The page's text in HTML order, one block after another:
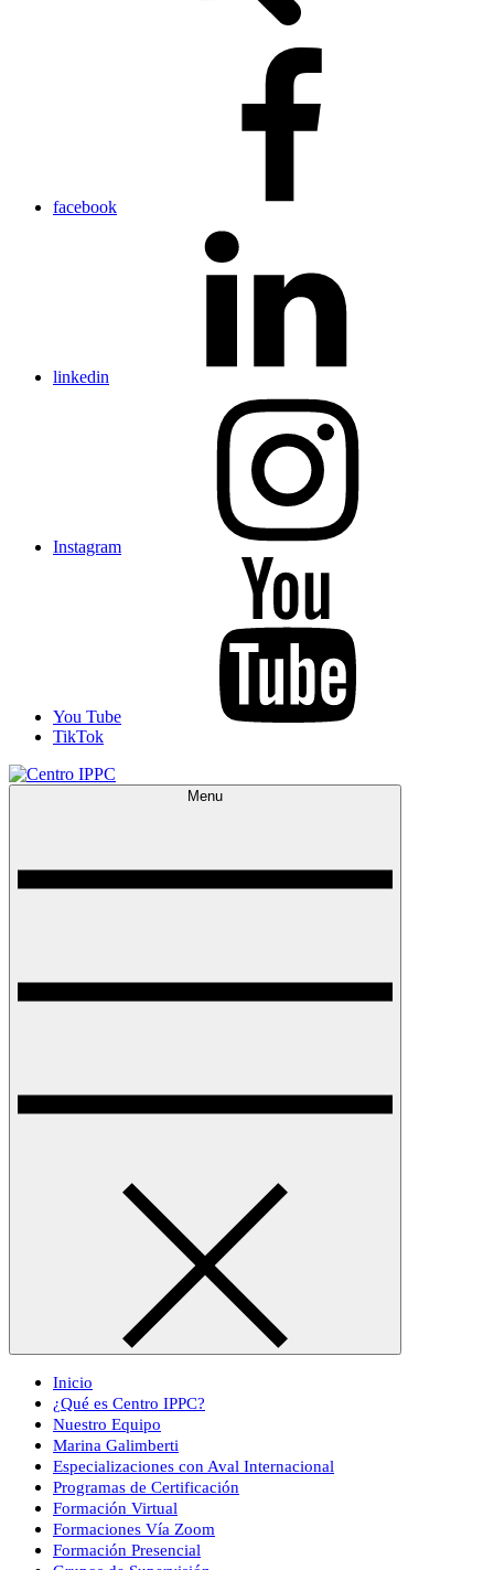
facebook
linkedin
Instagram
You Tube
TikTok
Menu
Inicio
¿Qué es Centro IPPC?
Nuestro Equipo
Marina Galimberti
Especializaciones con Aval Internacional
Programas de Certificación
Formación Virtual
Formaciones Vía Zoom
Formación Presencial